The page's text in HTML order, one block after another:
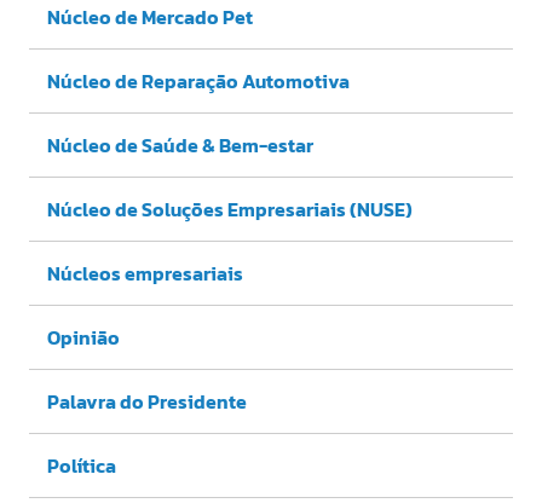
Núcleo de Mercado Pet
Núcleo de Reparação Automotiva
Núcleo de Saúde & Bem-estar
Núcleo de Soluções Empresariais (NUSE)
Núcleos empresariais
Opinião
Palavra do Presidente
Política